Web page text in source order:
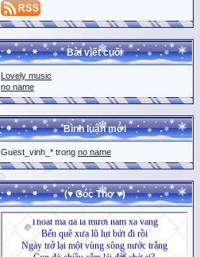
Bài viết cuối
Lovely music
no name
Bình luận mới
Guest_vinh_* trong no name
(♥ Góc Thơ ♥)